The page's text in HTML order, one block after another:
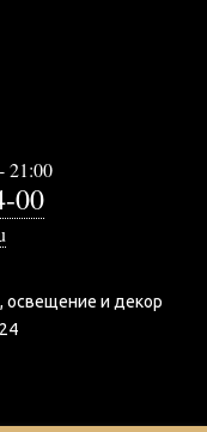
21:00
00
освещение и декор